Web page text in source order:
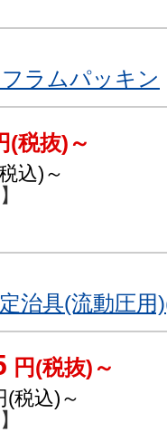
ラムパッキン
(税抜)～
込)～
治具(流動圧用
円(税抜)～
(税込)～